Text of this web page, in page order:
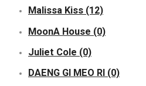
Malissa Kiss (12)
MoonA House (0)
Juliet Cole (0)
DAENG GI MEO RI (0)